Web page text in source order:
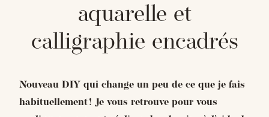
aquarelle et
calligraphie encadrés
Nouveau DIY qui change un peu de ce que je fais
habituellement ! Je vous retrouve pour vous